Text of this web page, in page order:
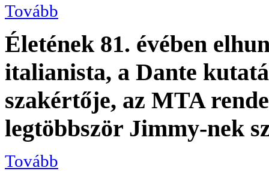
Tovább
Életének 81. évében
italianista, a Dante
szakértője, az MTA
legtöbbször Jimmy-nek
Tovább